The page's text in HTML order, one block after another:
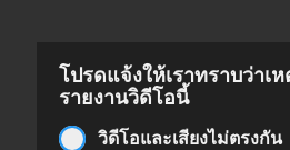
โปรดแจ้งให้เราทราบว่าเ
รายงานวิดีโอนี้
วิดีโอและเสียงไม่ตรงกัน